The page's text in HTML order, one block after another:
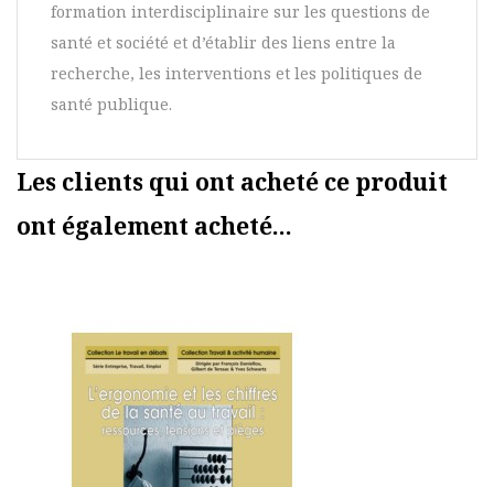
formation interdisciplinaire sur les questions de
santé et société et d’établir des liens entre la
recherche, les interventions et les politiques de
santé publique.
Les clients qui ont acheté ce produit
ont également acheté...